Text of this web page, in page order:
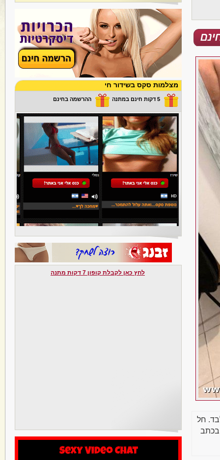
חל
בכתב
מצלמות סקס בשידור חי
5 דקות חינם במתנה ההרשמה בחינם
לחץ כאן לקבלת קופון 7 דקות מתנה